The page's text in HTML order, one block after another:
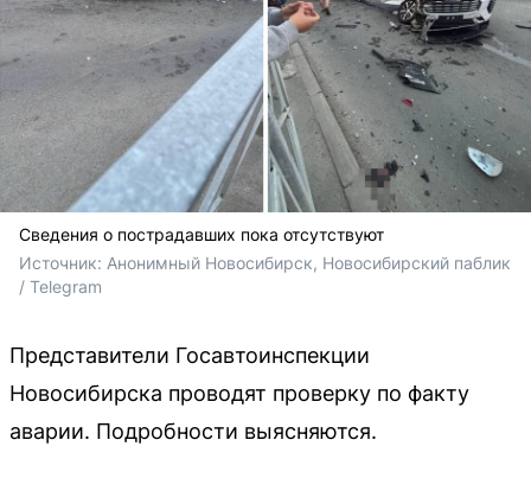
Сведения о пострадавших пока отсутствуют
Источник: Анонимный Новосибирск, Новосибирский паблик
/ Telegram
Представители Госавтоинспекции
Новосибирска проводят проверку по факту
аварии. Подробности выясняются.